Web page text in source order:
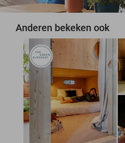
Anderen bekeken ook